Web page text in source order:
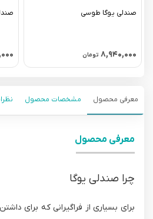
صندلی یوگا طوسی
۸,۹۴۰,۰۰۰ تومان
معرفی محصول مشخصات محصول
معرفی محصول
چرا صندلی یوگا
برای بسیاری از فراگیرانی که برای